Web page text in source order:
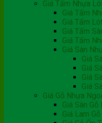
Giá Tấm Nhựa
Giá Tấm
Giá Tấm
Giá Tấm
Giá Tấm
Giá Sàn
Giá
Giá
Giá
Giá
Giá Gỗ Nhựa
Giá Sàn
Giá Lam